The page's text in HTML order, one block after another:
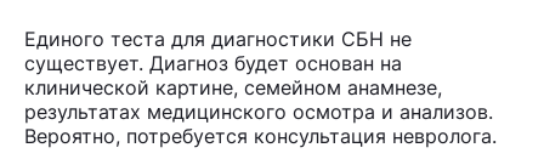
Единого теста для диагностики СБН не
существует. Диагноз будет основан на
клинической картине, семейном анамнезе,
результатах медицинского осмотра и анализов.
Вероятно, потребуется консультация невролога.